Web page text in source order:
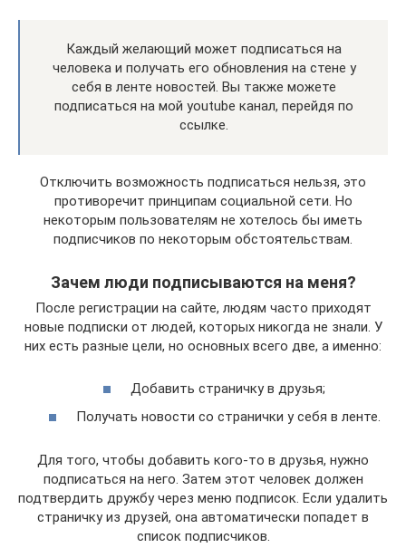
Каждый желающий может подписаться на
человека и получать его обновления на стене у
себя в ленте новостей. Вы также можете
подписаться на мой youtube канал, перейдя по
ссылке.
Отключить возможность подписаться нельзя, это
противоречит принципам социальной сети. Но
некоторым пользователям не хотелось бы иметь
подписчиков по некоторым обстоятельствам.
Зачем люди подписываются на меня?
После регистрации на сайте, людям часто приходят
новые подписки от людей, которых никогда не знали. У
них есть разные цели, но основных всего две, а именно:
Добавить страничку в друзья;
Получать новости со странички у себя в ленте.
Для того, чтобы добавить кого-то в друзья, нужно
подписаться на него. Затем этот человек должен
подтвердить дружбу через меню подписок. Если удалить
страничку из друзей, она автоматически попадет в
список подписчиков.